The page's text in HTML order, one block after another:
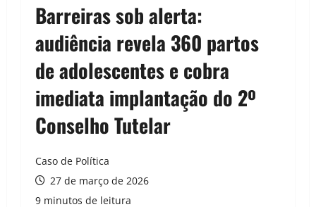
Barreiras sob alerta:
audiência revela 360 partos
de adolescentes e cobra
imediata implantação do 2º
Conselho Tutelar
Caso de Política
27 de março de 2026
9 minutos de leitura